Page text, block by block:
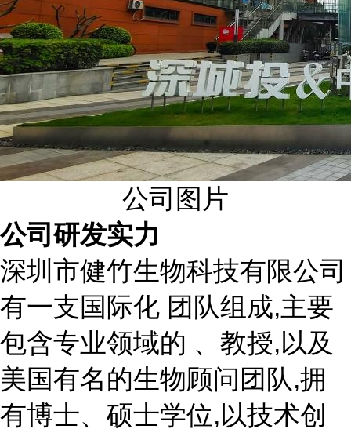
公司图片
公司研发实力
深圳市健竹生物科技有限公司
有一支国际化 团队组成,主要
包含专业领域的 、教授,以及
美国有名的生物顾问团队,拥
有博士、硕士学位,以技术创